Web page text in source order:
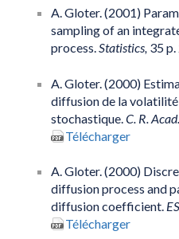
A. Gloter. (2001)
sampling of an
process.Statistics, 35
A. Gloter. (2000)
diffusion de la
stochastique. C. R.
Télécharger
A. Gloter. (2000)
diffusion process and
diffusion coefficient.
Télécharger